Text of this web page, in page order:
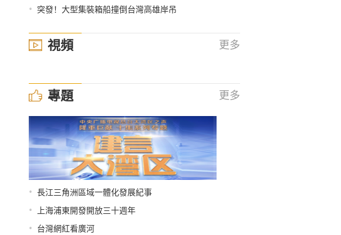
• 突發！大型集裝箱船撞倒台灣高雄岸吊
視頻 更多
專題 更多
• 長江三角洲區域一體化發展紀事
• 上海浦東開發開放三十週年
• 台灣網紅看廣河